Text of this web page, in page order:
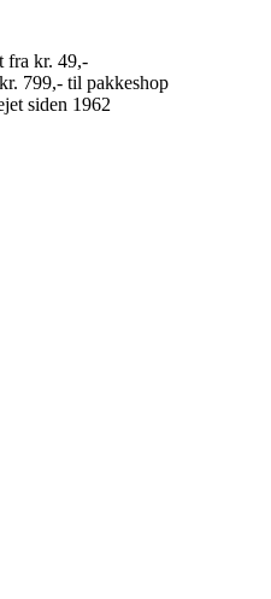
fra kr. 49,-
799,- til pakkeshop
siden 1962